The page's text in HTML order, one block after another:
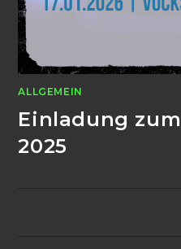
ALLGEMEIN
Einladung
2025